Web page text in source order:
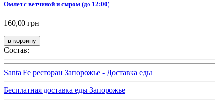
Омлет с ветчиной и сыром (до 12:00)
160,00 грн
Состав:
Santa Fe ресторан Запорожье - Доставка еды
Бесплатная доставка еды Запорожье